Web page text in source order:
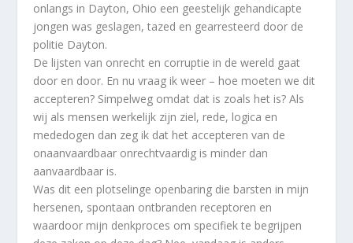
onlangs in Dayton, Ohio een geestelijk gehandicapte
jongen was geslagen, tazed en gearresteerd door de
politie Dayton.
De lijsten van onrecht en corruptie in de wereld gaat
door en door. En nu vraag ik weer – hoe moeten we dit
accepteren? Simpelweg omdat dat is zoals het is? Als
wij als mensen werkelijk zijn ziel, rede, logica en
mededogen dan zeg ik dat het accepteren van de
onaanvaardbaar onrechtvaardig is minder dan
aanvaardbaar is.
Was dit een plotselinge openbaring die barsten in mijn
hersenen, spontaan ontbranden receptoren en
waardoor mijn denkproces om specifiek te begrijpen